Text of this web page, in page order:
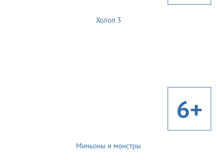
Холоп 3
6+
Миньоны и монстры